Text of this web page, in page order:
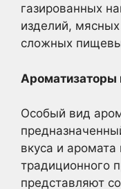
газированных
изделий,
сложных
Ароматизаторы
Особый вид
вкуса и аромата
традиционного
представляют